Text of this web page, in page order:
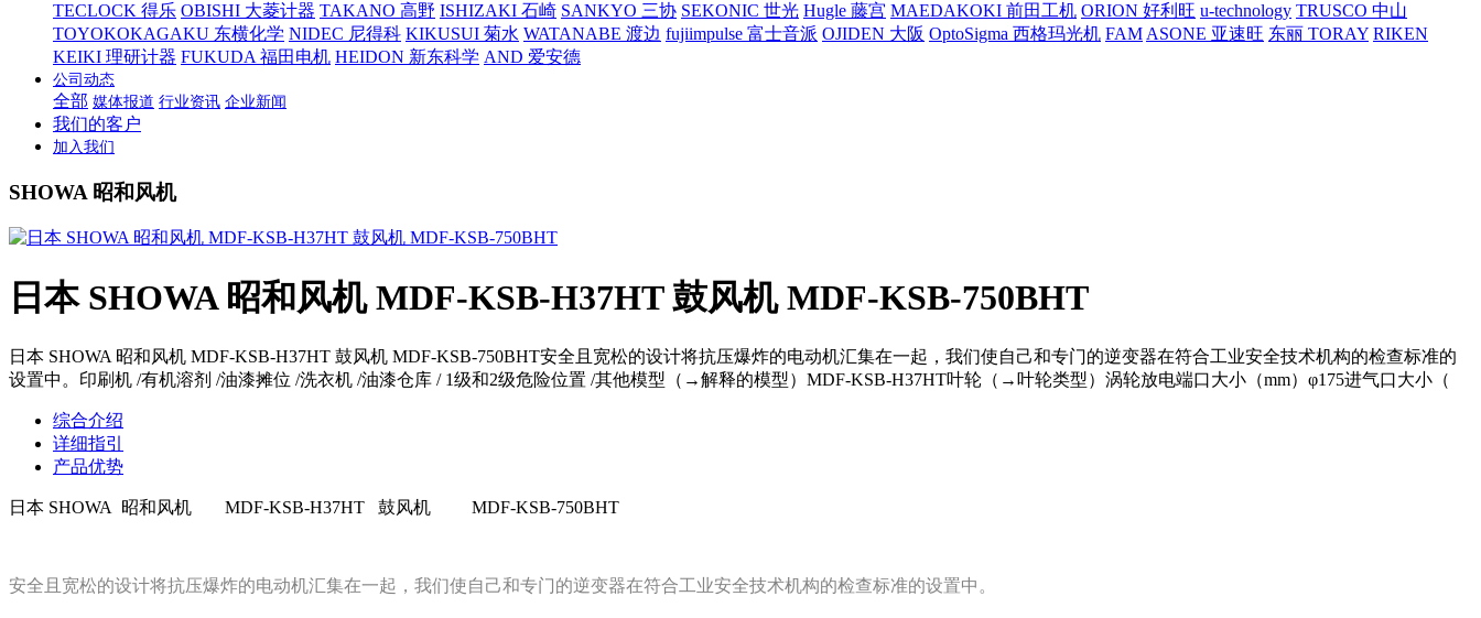
TECLOCK 得乐 OBISHI 大菱计器 TAKANO 高野 ISHIZAKI 石崎 SANKYO 三协 SEKONIC 世光 Hugle 藤宫 MAEDAKOKI 前田工机 ORION 好利旺 u-technology TRUSCO 中山
TOYOKOKAGAKU 东横化学 NIDEC 尼得科 KIKUSUI 菊水 WATANABE 渡边 fujiimpulse 富士音派 OJIDEN 大阪 OptoSigma 西格玛光机 FAM ASONE 亚速旺 东丽 TORAY RIKEN
KEIKI 理研计器 FUKUDA 福田电机 HEIDON 新东科学 AND 爱安德
公司动态
全部 媒体报道 行业资讯 企业新闻
我们的客户
加入我们
SHOWA 昭和风机
日本 SHOWA 昭和风机 MDF-KSB-H37HT 鼓风机 MDF-KSB-750BHT
日本 SHOWA 昭和风机 MDF-KSB-H37HT 鼓风机 MDF-KSB-750BHT安全且宽松的设计将抗压爆炸的电动机汇集在一起，我们使自己和专门的逆变器在符合工业安全技术机构的检查标准的
设置中。印刷机 /有机溶剂 /油漆摊位 /洗衣机 /油漆仓库 / 1级和2级危险位置 /其他模型（→解释的模型）MDF-KSB-H37HT叶轮（→叶轮类型）涡轮放电端口大小（mm）φ175进气口大小（
综合介绍
详细指引
产品优势
日本 SHOWA 昭和风机 MDF-KSB-H37HT 鼓风机 MDF-KSB-750BHT
安全且宽松的设计将抗压爆炸的电动机汇集在一起，我们使自己和专门的逆变器在符合工业安全技术机构的检查标准的设置中。